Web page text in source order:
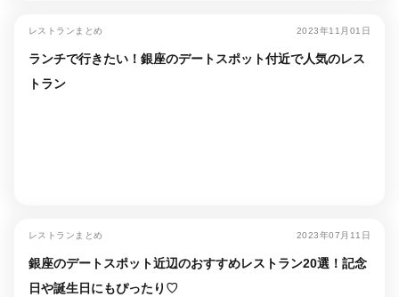
レストランまとめ 2023年11月01日
ランチで行きたい！銀座のデートスポット付近で人気のレス
トラン
レストランまとめ 2023年07月11日
銀座のデートスポット近辺のおすすめレストラン20選！記念
日や誕生日にもぴったり♡